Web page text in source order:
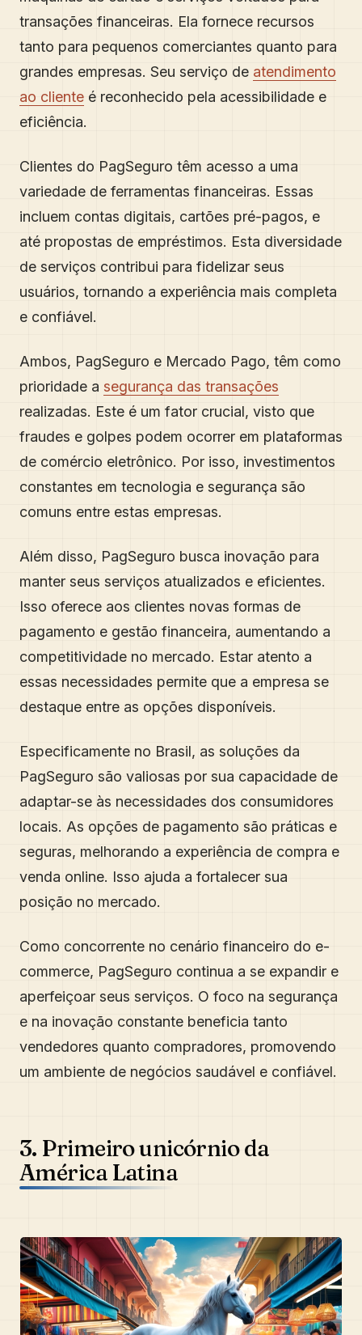
transações financeiras. Ela fornece recursos
tanto para pequenos comerciantes quanto para
grandes empresas. Seu serviço de atendimento
ao cliente é reconhecido pela acessibilidade e
eficiência.
Clientes do PagSeguro têm acesso a uma
variedade de ferramentas financeiras. Essas
incluem contas digitais, cartões pré-pagos, e
até propostas de empréstimos. Esta diversidade
de serviços contribui para fidelizar seus
usuários, tornando a experiência mais completa
e confiável.
Ambos, PagSeguro e Mercado Pago, têm como
prioridade a segurança das transações
realizadas. Este é um fator crucial, visto que
fraudes e golpes podem ocorrer em plataformas
de comércio eletrônico. Por isso, investimentos
constantes em tecnologia e segurança são
comuns entre estas empresas.
Além disso, PagSeguro busca inovação para
manter seus serviços atualizados e eficientes.
Isso oferece aos clientes novas formas de
pagamento e gestão financeira, aumentando a
competitividade no mercado. Estar atento a
essas necessidades permite que a empresa se
destaque entre as opções disponíveis.
Especificamente no Brasil, as soluções da
PagSeguro são valiosas por sua capacidade de
adaptar-se às necessidades dos consumidores
locais. As opções de pagamento são práticas e
seguras, melhorando a experiência de compra e
venda online. Isso ajuda a fortalecer sua
posição no mercado.
Como concorrente no cenário financeiro do e-
commerce, PagSeguro continua a se expandir e
aperfeiçoar seus serviços. O foco na segurança
e na inovação constante beneficia tanto
vendedores quanto compradores, promovendo
um ambiente de negócios saudável e confiável.
3. Primeiro unicórnio da
América Latina